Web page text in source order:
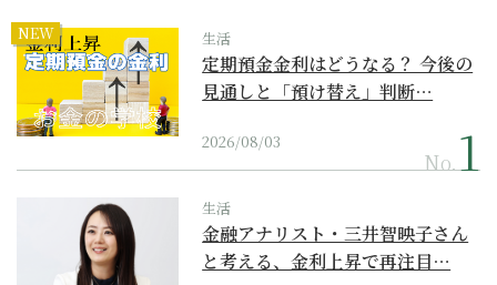
NEW 生活
定期預金金利はどうなる？ 今後の
見通しと「預け替え」判断…
2026/08/03
No.
生活
金融アナリスト・三井智映子さん
と考える、金利上昇で再注目…